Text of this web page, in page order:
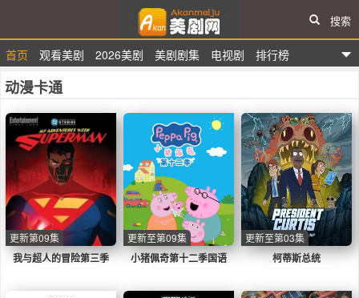
首页 观看美剧 2026美剧 美剧剧集 电视剧 排行榜
搜索
动漫卡通
我与超人的冒险第三季
更新第09集
小猪佩奇第十二季国语
更新至第09集
柯蒂斯总统
更新至第03集